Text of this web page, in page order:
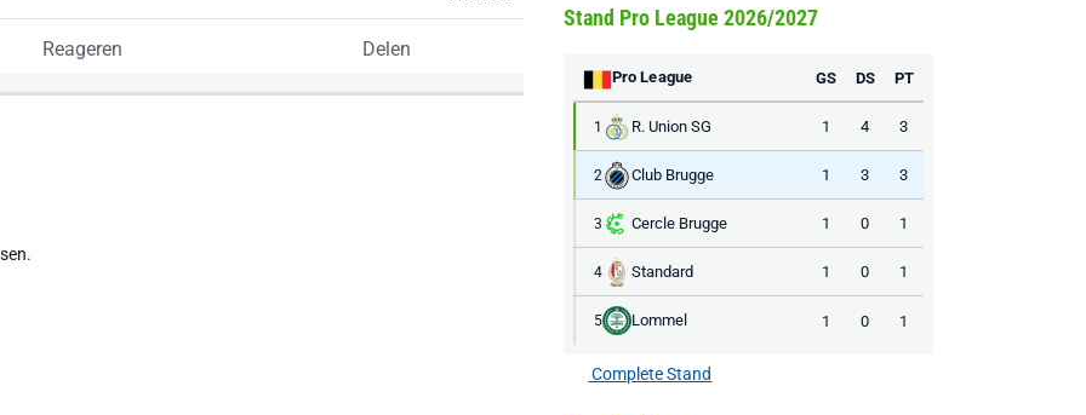
Reageren Delen
Stand Pro League 2026/2027
Pro League GS DS PT
1 R. Union SG 1 4 3
2 Club Brugge 1 3 3
3 Cercle Brugge 1 0 1
4 Standard 1 0 1
5 Lommel 1 0 1
Complete Stand